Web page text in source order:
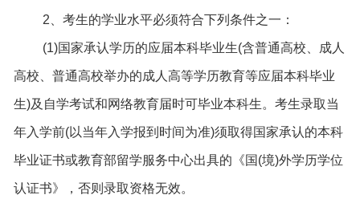
2、考生的学业水平必须符合下列条件之一：
(1)国家承认学历的应届本科毕业生(含普通高校、成人
高校、普通高校举办的成人高等学历教育等应届本科毕业
生)及自学考试和网络教育届时可毕业本科生。考生录取当
年入学前(以当年入学报到时间为准)须取得国家承认的本科
毕业证书或教育部留学服务中心出具的《国(境)外学历学位
认证书》，否则录取资格无效。